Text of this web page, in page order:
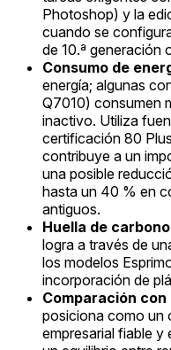
Photoshop) y la
cuando se
de 10.ª generación
Consumo de
energía; algunas
Q7010) consumen
inactivo. Utiliza
certificación 80
contribuye a un
una posible
hasta un 40 % en
antiguos.
Huella de
logra a través de
los modelos
incorporación de
Comparación
posiciona como un
empresarial fiable